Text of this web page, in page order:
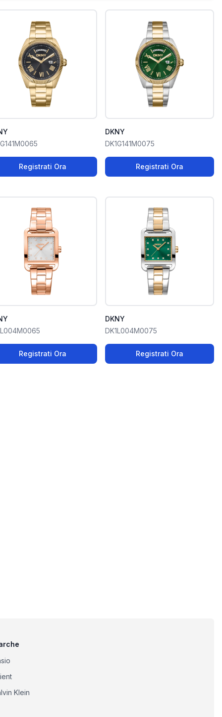
Registrati Ora
DKNY
DK1G141M0075
Registrati Ora
Registrati Ora
DKNY
DK1L004M0075
Registrati Ora
Klein